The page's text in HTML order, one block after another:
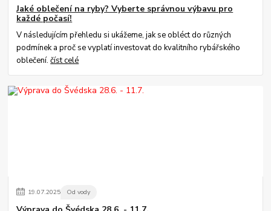
Jaké oblečení na ryby? Vyberte správnou výbavu pro
každé počasí!
V následujícím přehledu si ukážeme, jak se obléct do různých
podmínek a proč se vyplatí investovat do kvalitního rybářského
oblečení.číst celé
19.07.2025 Od vody